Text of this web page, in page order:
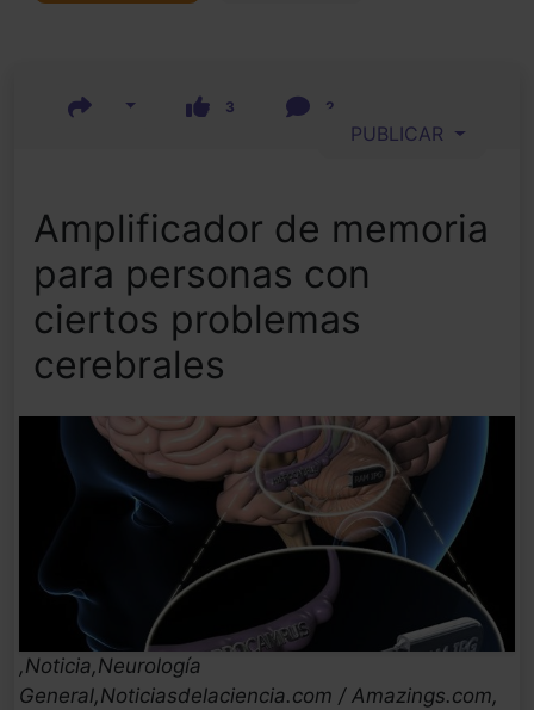
3 2
PUBLICAR
Amplificador de memoria
para personas con
ciertos problemas
cerebrales
,Noticia,Neurología
General,Noticiasdelaciencia.com / Amazings.com,